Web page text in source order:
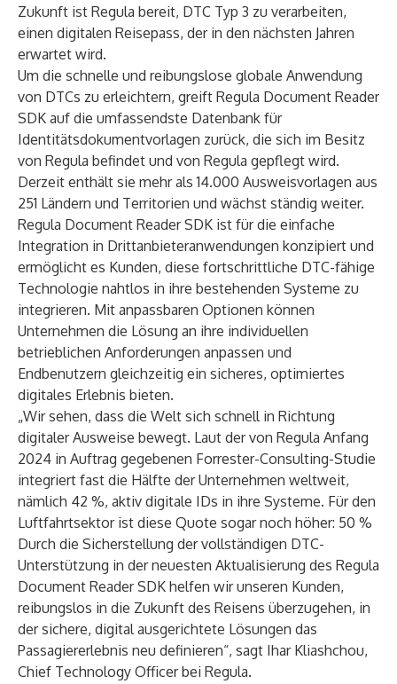
Zukunft ist Regula bereit, DTC Typ 3 zu verarbeiten,
einen digitalen Reisepass, der in den nächsten Jahren
erwartet wird.
Um die schnelle und reibungslose globale Anwendung
von DTCs zu erleichtern, greift Regula Document Reader
SDK auf die umfassendste Datenbank für
Identitätsdokumentvorlagen zurück, die sich im Besitz
von Regula befindet und von Regula gepflegt wird.
Derzeit enthält sie mehr als14.000 Ausweisvorlagen aus
251 Ländern und Territorien und wächst ständig weiter.
Regula Document Reader SDK ist für die einfache
Integration in Drittanbieteranwendungen konzipiert und
ermöglicht es Kunden, diese fortschrittliche DTC-fähige
Technologie nahtlos in ihre bestehenden Systeme zu
integrieren. Mit anpassbaren Optionen können
Unternehmen die Lösung an ihre individuellen
betrieblichen Anforderungen anpassen und
Endbenutzern gleichzeitig ein sicheres, optimiertes
digitales Erlebnis bieten.
„Wir sehen, dass die Welt sich schnell in Richtung
digitaler Ausweise bewegt. Laut der von Regula Anfang
2024 in Auftrag gegebenen Forrester-Consulting-Studie
integriert fast die Hälfte der Unternehmen weltweit,
nämlich 42 %, aktiv digitale IDs in ihre Systeme. Für den
Luftfahrtsektor ist diese Quote sogar noch höher: 50 %
Durch die Sicherstellung der vollständigen DTC-
Unterstützung in der neuesten Aktualisierung des Regula
Document Reader SDK helfen wir unseren Kunden,
reibungslos in die Zukunft des Reisens überzugehen, in
der sichere, digital ausgerichtete Lösungen das
Passagiererlebnis neu definieren“, sagt Ihar Kliashchou,
Chief Technology Officer bei Regula.